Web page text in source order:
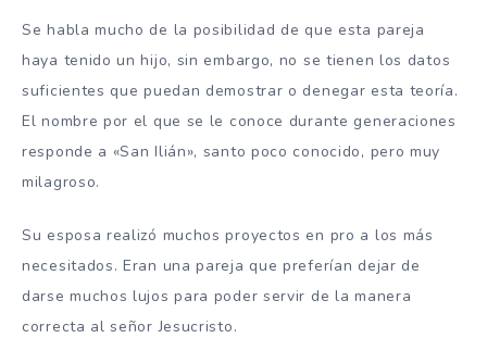
Se habla mucho de la posibilidad de que esta pareja
haya tenido un hijo, sin embargo, no se tienen los datos
suficientes que puedan demostrar o denegar esta teoría.
El nombre por el que se le conoce durante generaciones
responde a «San Ilián», santo poco conocido, pero muy
milagroso.
Su esposa realizó muchos proyectos en pro a los más
necesitados. Eran una pareja que preferían dejar de
darse muchos lujos para poder servir de la manera
correcta al señor Jesucristo.